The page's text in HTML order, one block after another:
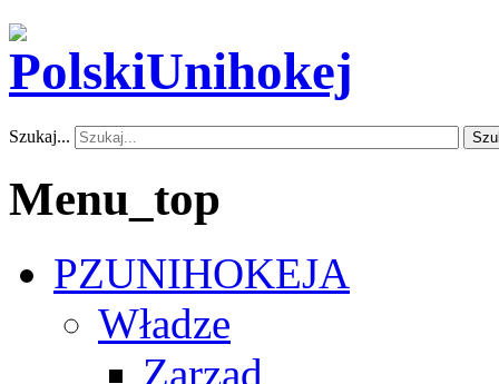
Szukaj...
Menu_top
PZUNIHOKEJA
Władze
Zarząd